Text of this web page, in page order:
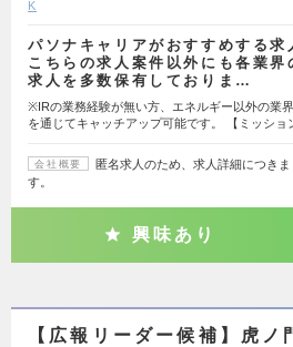
K
パソナキャリアがおすすめする求
こちらの求人案件以外にも各業界
求人を多数保有しておりま…
※IRの業務経験が無い方、エネルギー以外の業
を通じてキャッチアップ可能です。 【ミッショ
会社概要
匿名求人のため、求人詳細につき
す。
興味あり
【広報リーダー候補】虎